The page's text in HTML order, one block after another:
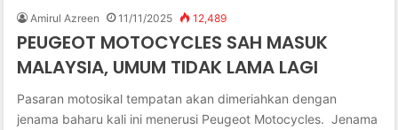
Amirul Azreen 11/11/2025 12,489
PEUGEOT MOTOCYCLES SAH MASUK
MALAYSIA, UMUM TIDAK LAMA LAGI
Pasaran motosikal tempatan akan dimeriahkan dengan
jenama baharu kali ini menerusi Peugeot Motocycles. Jenama